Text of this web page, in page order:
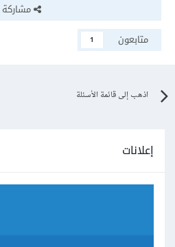
مشاركة
متابعون
1
اذهب إلى قائمة الأسئلة
إعلانات